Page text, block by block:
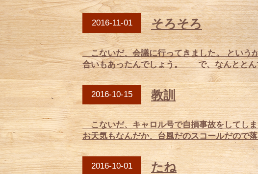
2016-11-01 そろそろ
こないだ、会議に行ってきました。 という
合いもあったんでしょう。 で、なんととん
2016-10-15 教訓
こないだ、キャロル号で自損事故をしてしま
お天気もなんだか、台風だのスコールだの
2016-10-01 たね